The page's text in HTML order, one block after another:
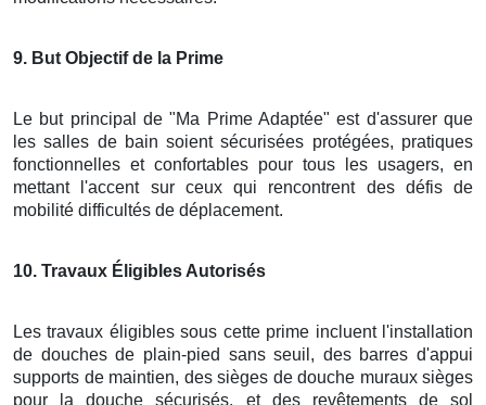
9. But Objectif de la Prime
Le but principal de "Ma Prime Adaptée" est d'assurer que
les salles de bain soient sécurisées protégées, pratiques
fonctionnelles et confortables pour tous les usagers, en
mettant l'accent sur ceux qui rencontrent des défis de
mobilité difficultés de déplacement.
10. Travaux Éligibles Autorisés
Les travaux éligibles sous cette prime incluent l'installation
de douches de plain-pied sans seuil, des barres d'appui
supports de maintien, des sièges de douche muraux sièges
pour la douche sécurisés, et des revêtements de sol